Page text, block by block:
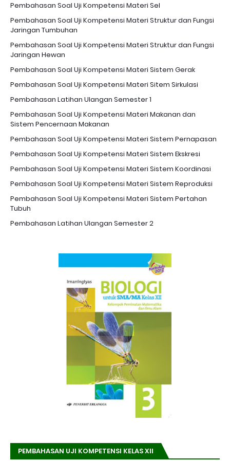
Pembahasan Soal Uji Kompetensi Materi Sel
Pembahasan Soal Uji Kompetensi Materi Struktur dan Fungsi
Jaringan Tumbuhan
Pembahasan Soal Uji Kompetensi Materi Struktur dan Fungsi
Jaringan Hewan
Pembahasan Soal Uji Kompetensi Materi Sistem Gerak
Pembahasan Soal Uji Kompetensi Materi Sitem Sirkulasi
Pembahasan Latihan Ulangan Semester 1
Pembahasan Soal Uji Kompetensi Materi Makanan dan
Sistem Pencernaan Makanan
Pembahasan Soal Uji Kompetensi Materi Sistem Pernapasan
Pembahasan Soal Uji Kompetensi Materi Sistem Ekskresi
Pembahasan Soal Uji Kompetensi Materi Sistem Koordinasi
Pembahasan Soal Uji Kompetensi Materi Sistem Reproduksi
Pembahasan Soal Uji Kompetensi Materi Sistem Pertahan
Tubuh
Pembahasan Latihan Ulangan Semester 2
PEMBAHASAN UJI KOMPETENSI KELAS XII